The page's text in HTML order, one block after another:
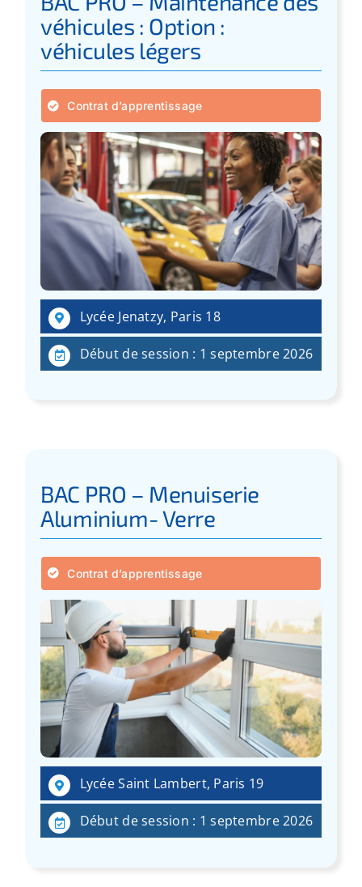
véhicules : Option :
véhicules légers
Contrat d’apprentissage
Lycée Jenatzy, Paris 18
Début de session : 1 septembre 2026
BAC PRO – Menuiserie
Aluminium- Verre
Contrat d’apprentissage
Lycée Saint Lambert, Paris 19
Début de session : 1 septembre 2026